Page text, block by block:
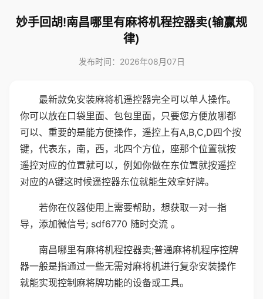
妙手回胡!南昌哪里有麻将机程控器卖(输赢规
律)
发布时间：2026年08月07日
最新款免安装麻将机遥控器完全可以单人操作。
你可以放在口袋里面、包包里面，只要您方便放哪都
可以、重要的是能方便操作，遥控上有A,B,C,D四个按
键，代表东，南，西，北四个方位，座那个位置就按
遥控对应的位置就可以，例如你做在东位置就按遥控
对应的A键这时候遥控器东位就能生效拿好牌。
若你在仪器使用上需要帮助，想获取一对一指
导，添加微信号; sdf6770 随时交流 。
南昌哪里有麻将机程控器卖;普通麻将机程序控牌
器一般是指通过一些无需对麻将机进行复杂安装操作
就能实现控制麻将牌功能的设备或工具。